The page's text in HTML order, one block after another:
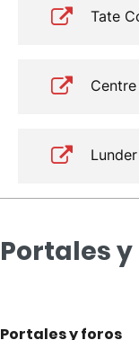
Tate
Portales y
Portales y foros